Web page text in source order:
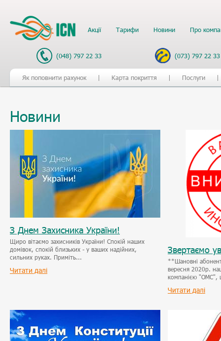
Акції Тарифи Новини Про
(048) 797 22 33 (073) 797 22 33
Як поповнити рахунок Карта покриття Послуги
Новини
З Днем Захисника України!
Щиро вітаємо захисників України! Спокій наших
домівок, спокій близьких - у ваших надійних,
сильних руках. Приміть...
Читати далі
Звертаємо
**Шановні
вересня 2020р.
компанією "ОМС",
Читати далі